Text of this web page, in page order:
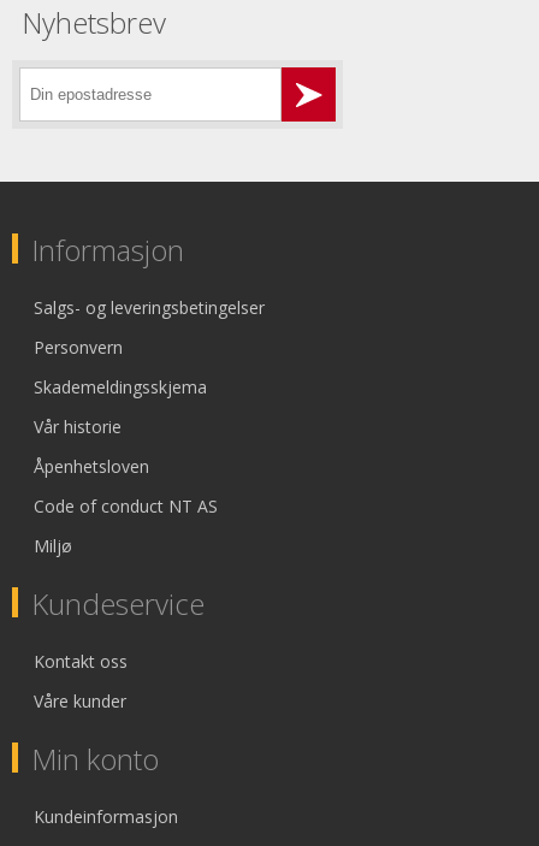
Nyhetsbrev
Informasjon
Salgs- og leveringsbetingelser
Personvern
Skademeldingsskjema
Vår historie
Åpenhetsloven
Code of conduct NT AS
Miljø
Kundeservice
Kontakt oss
Våre kunder
Min konto
Kundeinformasjon